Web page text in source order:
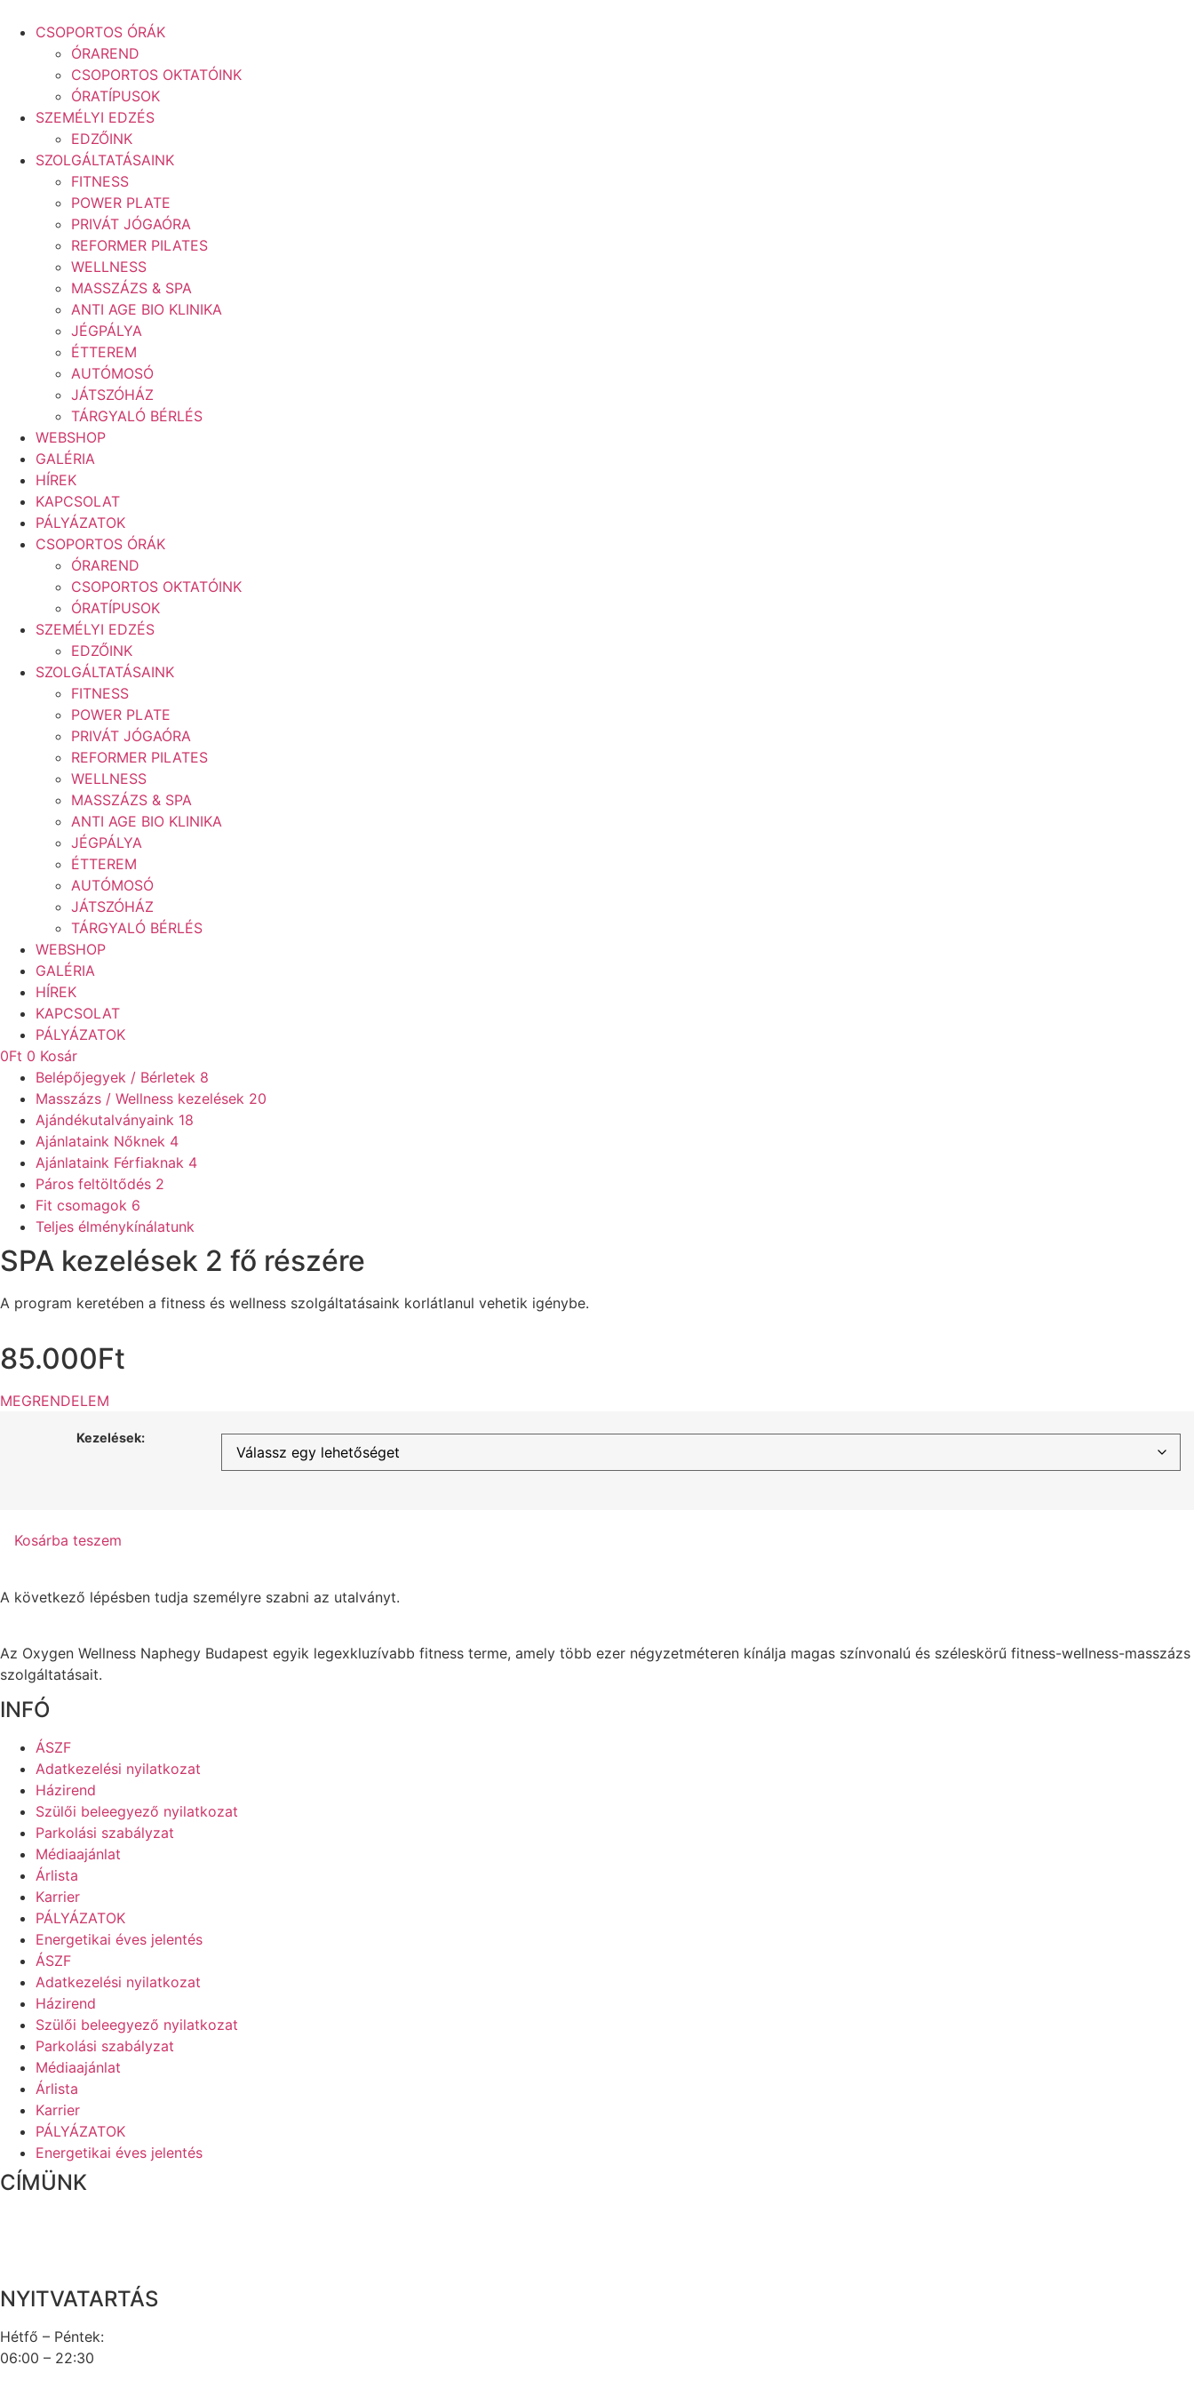
tartalomhoz
CSOPORTOS ÓRÁK
ÓRAREND
CSOPORTOS OKTATÓINK
ÓRATÍPUSOK
SZEMÉLYI EDZÉS
EDZŐINK
SZOLGÁLTATÁSAINK
FITNESS
POWER PLATE
PRIVÁT JÓGAÓRA
REFORMER PILATES
WELLNESS
MASSZÁZS & SPA
ANTI AGE BIO KLINIKA
JÉGPÁLYA
ÉTTEREM
AUTÓMOSÓ
JÁTSZÓHÁZ
TÁRGYALÓ BÉRLÉS
WEBSHOP
GALÉRIA
HÍREK
KAPCSOLAT
PÁLYÁZATOK
CSOPORTOS ÓRÁK
ÓRAREND
CSOPORTOS OKTATÓINK
ÓRATÍPUSOK
SZEMÉLYI EDZÉS
EDZŐINK
SZOLGÁLTATÁSAINK
FITNESS
POWER PLATE
PRIVÁT JÓGAÓRA
REFORMER PILATES
WELLNESS
MASSZÁZS & SPA
ANTI AGE BIO KLINIKA
JÉGPÁLYA
ÉTTEREM
AUTÓMOSÓ
JÁTSZÓHÁZ
TÁRGYALÓ BÉRLÉS
WEBSHOP
GALÉRIA
HÍREK
KAPCSOLAT
PÁLYÁZATOK
0Ft 0 Kosár
Belépőjegyek / Bérletek 8
Masszázs / Wellness kezelések 20
Ajándékutalványaink 18
Ajánlataink Nőknek 4
Ajánlataink Férfiaknak 4
Páros feltöltődés 2
Fit csomagok 6
Teljes élménykínálatunk
SPA kezelések 2 fő részére
A program keretében a fitness és wellness szolgáltatásaink korlátlanul vehetik igénybe.
85.000Ft
MEGRENDELEM
Kezelések:
kezelések
mennyiség
Kosárba teszem
A következő lépésben tudja személyre szabni az utalványt.
Az Oxygen Wellness Naphegy Budapest egyik legexkluzívabb fitness terme, amely több ezer négyzetméteren kínálja magas színvonalú és széleskörű fitness-wellness-masszázs
szolgáltatásait.
INFÓ
ÁSZF
Adatkezelési nyilatkozat
Házirend
Szülői beleegyező nyilatkozat
Parkolási szabályzat
Médiaajánlat
Árlista
Karrier
PÁLYÁZATOK
Energetikai éves jelentés
ÁSZF
Adatkezelési nyilatkozat
Házirend
Szülői beleegyező nyilatkozat
Parkolási szabályzat
Médiaajánlat
Árlista
Karrier
PÁLYÁZATOK
Energetikai éves jelentés
CÍMÜNK
NYITVATARTÁS
Hétfő – Péntek:
06:00 – 22:30